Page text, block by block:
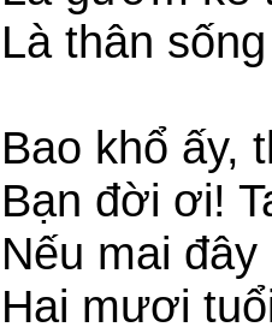
Là thân
Bao khổ ấy,
Bạn đời ơi!
Nếu mai
Hai mươi